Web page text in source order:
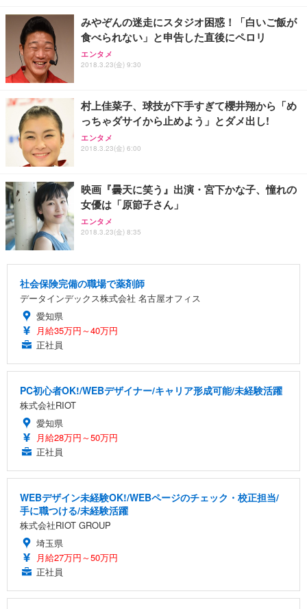
みやぞんの迷走にスタジオ困惑！「白いご飯が
食べられない」と申告した直後にペロリ
エンタメ
2018.3.23(金) 9:30
村上佳菜子、球技が下手すぎて櫻井翔から「め
っちゃダサイから止めよう」とダメ出し!
エンタメ
2018.3.23(金) 6:00
映画『曇天に笑う』出演・宮下かな子、憧れの
女優は「原節子さん」
エンタメ
2018.3.23(金) 8:35
社会保険完備の職場で薬剤師
データインデックス株式会社 名古屋オフィス
愛知県
月給35万円～40万円
正社員
PC初心者OK!/WEBデザイナー/キャリア形成可能/未経験活躍
株式会社RIOT
愛知県
月給28万円～50万円
正社員
WEBデザイン未経験OK!/WEBページのチェック・校正担当/
手に職つける/未経験活躍
株式会社RIOT GROUP
埼玉県
月給27万円～50万円
正社員